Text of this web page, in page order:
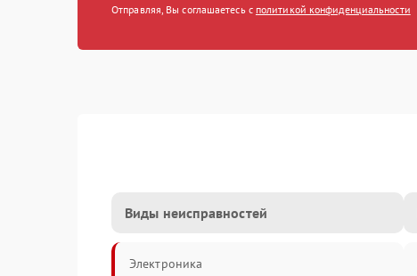
Отправляя, Вы соглашаетесь с политикой конфиденциальности
Виды неисправностей
Электроника